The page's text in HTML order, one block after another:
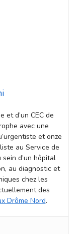
et d’un CEC de
avec une
et onze
au Service de
d’un hôpital
au diagnostic et
chez les
des
Drôme Nord.